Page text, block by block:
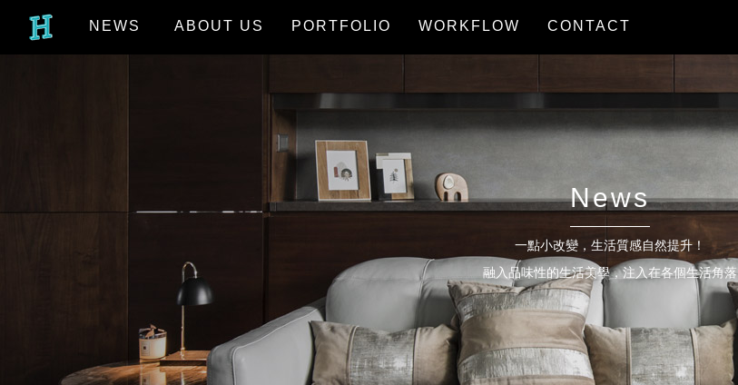
NEWS ABOUT US PORTFOLIO WORKFLOW CONTACT
News
一點小改變，生活質感自然提升！
融入品味性的生活美學，注入在各個生活角落